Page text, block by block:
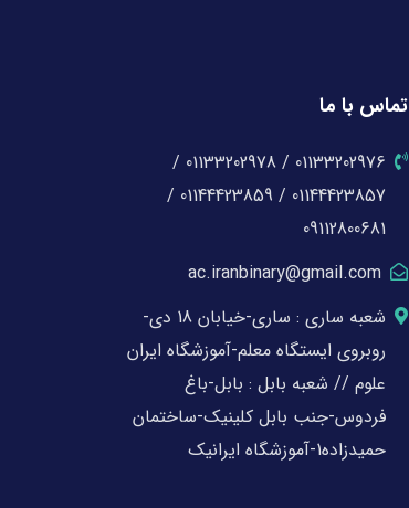
تماس با ما
01133202976 / 01133202978 /
01144423857 / 01144423859 /
09112800681
ac.iranbinary@gmail.com
شعبه ساری : ساری-خیابان 18 دی-
روبروی ایستگاه معلم-آموزشگاه ایران
علوم // شعبه بابل : بابل-باغ
فردوس-جنب بابل کلینیک-ساختمان
حمیدزاده1-آموزشگاه ایرانیک